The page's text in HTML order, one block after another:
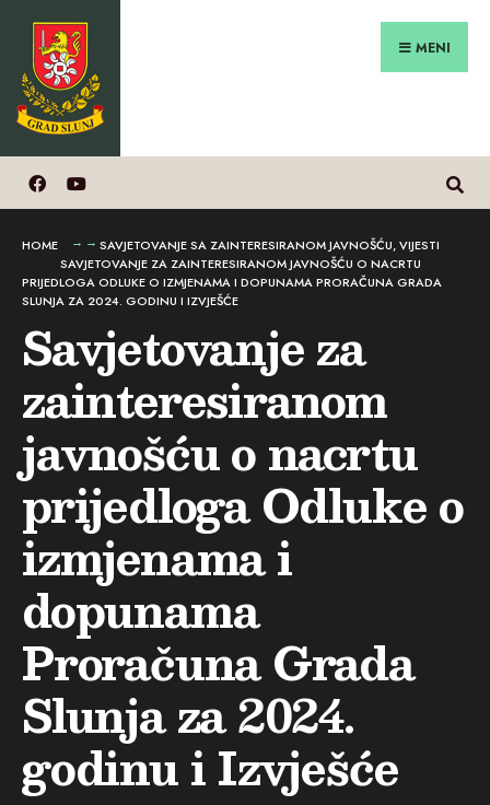
Preskoči
sadržaj
MENI
HOME SAVJETOVANJE SA ZAINTERESIRANOM JAVNOŠĆU,VIJESTI
SAVJETOVANJE ZA ZAINTERESIRANOM JAVNOŠĆU O NACRTU
PRIJEDLOGA ODLUKE O IZMJENAMA I DOPUNAMA PRORAČUNA GRADA
SLUNJA ZA 2024. GODINU I IZVJEŠĆE
Savjetovanje za
zainteresiranom
javnošću o nacrtu
prijedloga Odluke o
izmjenama i
dopunama
Proračuna Grada
Slunja za 2024.
godinu i Izvješće
for: